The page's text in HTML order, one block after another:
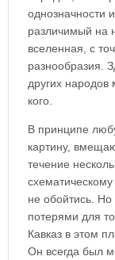
однозначности
различимый на
вселенная, с
разнообразия.
других народов
кого.
В принципе
картину,
течение
не обойтись. Но
потерями для
Кавказ в этом
Он всегда был